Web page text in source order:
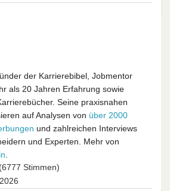
der Karrierebibel, Jobmentor
als 20 Jahren Erfahrung sowie
Seine praxisnahen
auf Analysen von über 2000
und zahlreichen Interviews
und Experten. Mehr von
(6777 Stimmen)